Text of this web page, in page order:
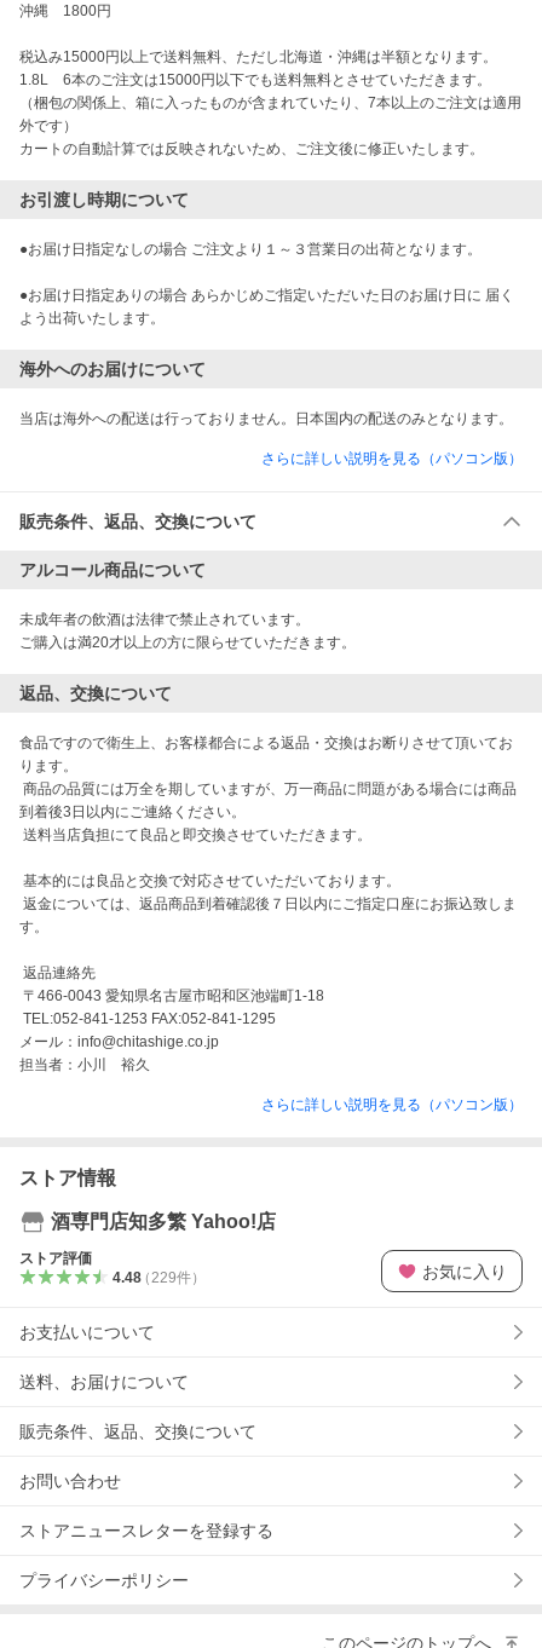
沖縄　1800円
税込み15000円以上で送料無料、ただし北海道・沖縄は半額となります。
1.8L　6本のご注文は15000円以下でも送料無料とさせていただきます。
（梱包の関係上、箱に入ったものが含まれていたり、7本以上のご注文は適用
外です）
カートの自動計算では反映されないため、ご注文後に修正いたします。
お引渡し時期について
●お届け日指定なしの場合 ご注文より１～３営業日の出荷となります。
●お届け日指定ありの場合 あらかじめご指定いただいた日のお届け日に 届く
よう出荷いたします。
海外へのお届けについて
当店は海外への配送は行っておりません。日本国内の配送のみとなります。
さらに詳しい説明を見る（パソコン版）
販売条件、返品、交換について
アルコール商品について
未成年者の飲酒は法律で禁止されています。
ご購入は満20才以上の方に限らせていただきます。
返品、交換について
食品ですので衛生上、お客様都合による返品・交換はお断りさせて頂いてお
ります。
到着後3日以内にご連絡ください。
す。
メール：info@chitashige.co.jp
担当者：小川　裕久
さらに詳しい説明を見る（パソコン版）
ストア情報
酒専門店知多繁 Yahoo!店
ストア評価
4.48（ 229件） お気に入り
お支払いについて
送料、お届けについて
販売条件、返品、交換について
お問い合わせ
ストアニュースレターを登録する
プライバシーポリシー
このページのトップへ